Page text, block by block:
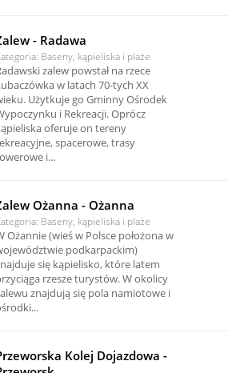
- Radawa
Baseny, kąpieliska i plaże
zalew powstał na rzece
w latach 70-tych XX
Użytkuje go Gminny Ośrodek
i Rekreacji. Oprócz
oferuje on tereny
spacerowe, trasy
i...
Ożanna - Ożanna
Baseny, kąpieliska i plaże
Ożannie (wieś w Polsce położona w
podkarpackim)
się kąpielisko, które latem
rzesze turystów. W okolicy
znajdują się pola namiotowe i
Kolej Dojazdowa -